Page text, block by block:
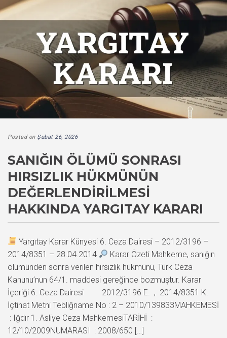
Posted on Şubat 26, 2026
SANIĞIN ÖLÜMÜ SONRASI
HIRSIZLIK HÜKMÜNÜN
DEĞERLENDIRILMESI
HAKKINDA YARGITAY KARARI
Yargıtay Karar Künyesi 6. Ceza Dairesi – 2012/3196 –
2014/8351 – 28.04.2014
Karar Özeti Mahkeme, sanığın
ölümünden sonra verilen hırsızlık hükmünü, Türk Ceza
Kanunu’nun 64/1. maddesi gereğince bozmuştur. Karar
İçeriği 6. Ceza Dairesi 2012/3196 E. , 2014/8351 K.
İçtihat Metni Tebliğname No : 2 – 2010/139833MAHKEMESİ
: Iğdır 1. Asliye Ceza MahkemesiTARİHİ :
12/10/2009NUMARASI : 2008/650 […]